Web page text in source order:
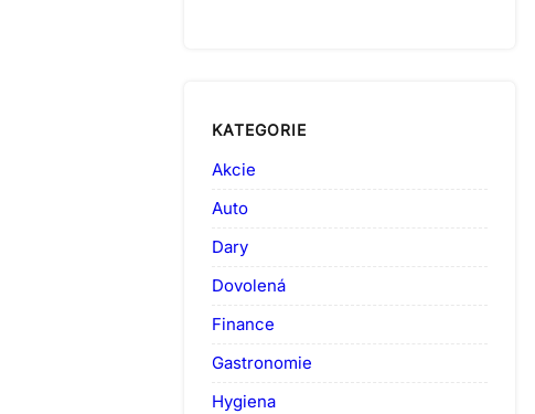
KATEGORIE
Akcie
Auto
Dary
Dovolená
Finance
Gastronomie
Hygiena